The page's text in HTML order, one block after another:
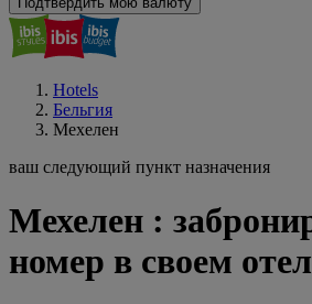
Hotels
Бельгия
Мехелен
ваш следующий пункт назначения
Мехелен :
номер в своем